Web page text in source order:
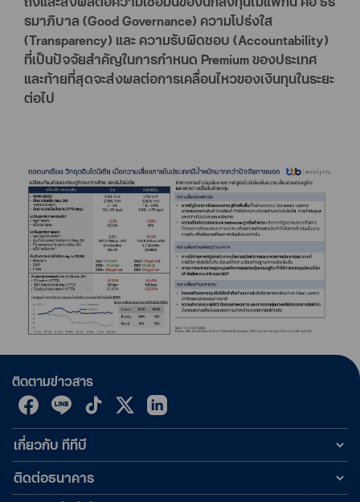
รมาภิบาล (Good Governance) ความโปร่งใส
(Transparency) และ ความรับผิดชอบ (Accountability)
ที่เป็นปัจจัยสำคัญในการกำหนด Premium ของประเทศ
และท้ายที่สุดจะส่งผลต่อการเคลื่อนไหวของเงินทุนในระยะ
ต่อไป
ติดตามข่าวสาร
เกี่ยวกับ ทีทีบี
ติดต่อธนาคาร